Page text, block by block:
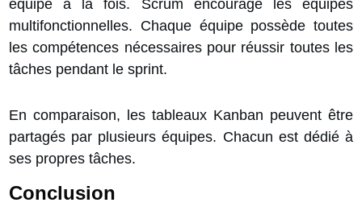
équipe à la fois. Scrum encourage les équipes
multifonctionnelles. Chaque équipe possède toutes
les compétences nécessaires pour réussir toutes les
tâches pendant le sprint.
En comparaison, les tableaux Kanban peuvent être
partagés par plusieurs équipes. Chacun est dédié à
ses propres tâches.
Conclusion